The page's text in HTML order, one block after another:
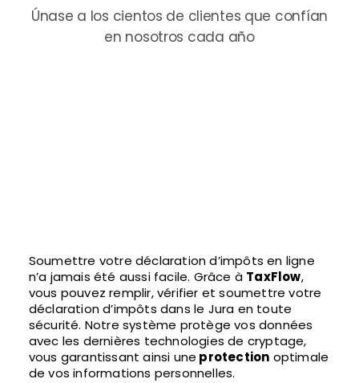
Únase a los cientos de clientes que confían
en nosotros cada año
Soumettre votre déclaration d’impôts en ligne
n’a jamais été aussi facile. Grâce à TaxFlow,
vous pouvez remplir, vérifier et soumettre votre
déclaration d’impôts dans le Jura en toute
sécurité. Notre système protège vos données
avec les dernières technologies de cryptage,
vous garantissant ainsi une protection optimale
de vos informations personnelles.